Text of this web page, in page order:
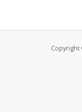
Copyright